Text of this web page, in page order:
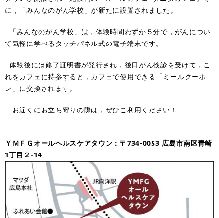
に，「みんなのがん学校」が新たに設置されました。
「みんなのがん学校」は，体験時間わずか５分で，がんについ
て気軽に学べるタッチパネル式の電子端末です。
体験後には修了証明書が発行され，後日がん検診を受けて，こ
れをカフェに持参すると，カフェで使用できる「ミールクーポ
ン」に交換されます。
お近くにお立ち寄りの際は，ぜひご利用ください！
ＹＭＦＧオールヘルスケアタウン：〒734-0053 広島市南区青崎
1丁目２-14